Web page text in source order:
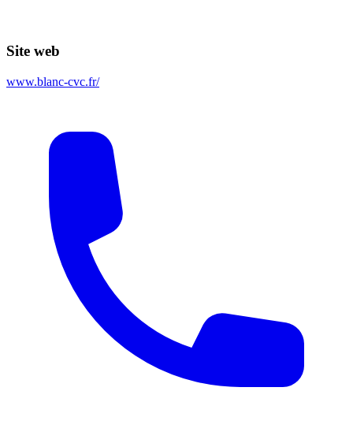
Site web
www.blanc-cvc.fr/